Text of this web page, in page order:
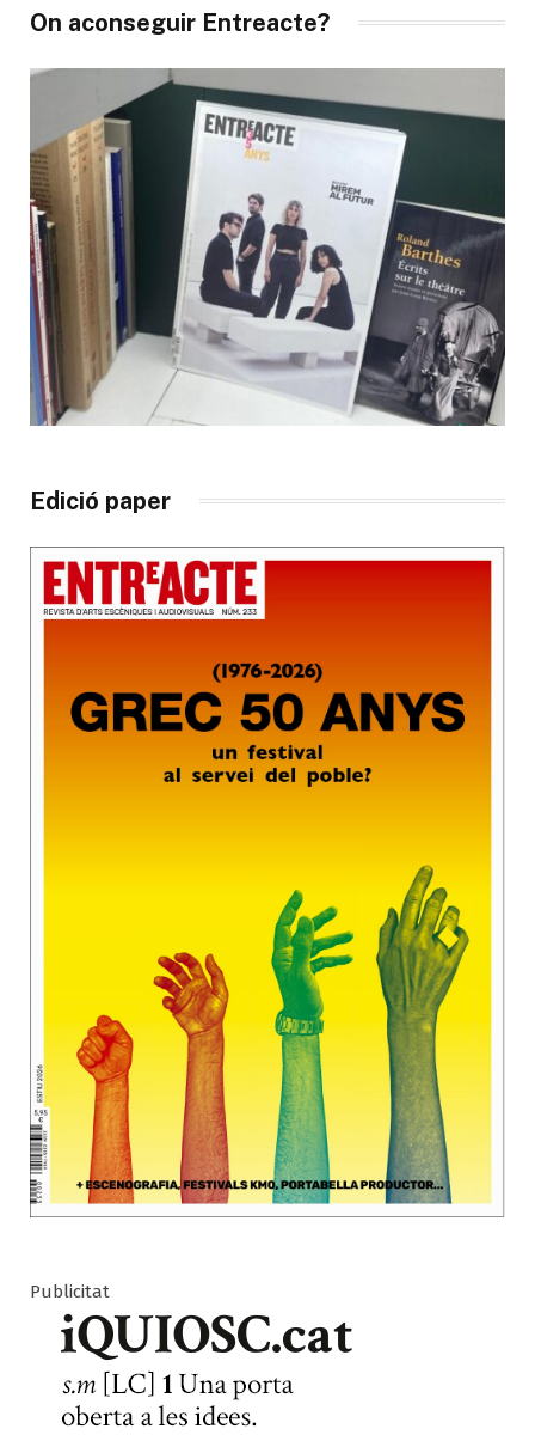
On aconseguir Entreacte?
Edició paper
Publicitat